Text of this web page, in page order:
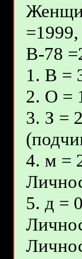
В-78
1. В =
2. О =
3. З =
4. м =
5. д =